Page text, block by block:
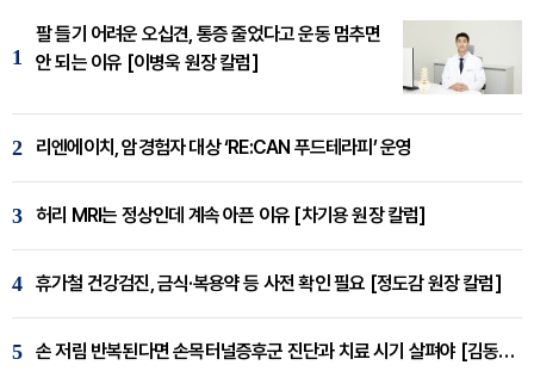
1
팔 들기 어려운 오십견, 통증 줄었다고 운동 멈추면
안 되는 이유 [이병욱 원장 칼럼]
2 리엔에이치, 암경험자 대상 ‘RE:CAN 푸드테라피’ 운영
3 허리 MRI는 정상인데 계속 아픈 이유 [차기용 원장 칼럼]
4 휴가철 건강검진, 금식·복용약 등 사전 확인 필요 [정도감 원장 칼럼]
5 손 저림 반복된다면 손목터널증후군 진단과 치료 시기 살펴야 [김동현 원장 칼럼]